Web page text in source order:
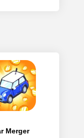
Merger